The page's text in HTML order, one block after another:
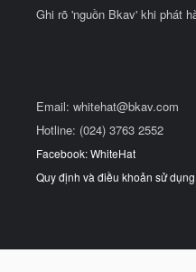
Ghi rõ 'nguồn Bkav' khi phát
Email: whitehat@bkav.com
Hotline: (024) 3763 2552
Facebook: WhiteHat
Quy định và điều khoản sử dụng